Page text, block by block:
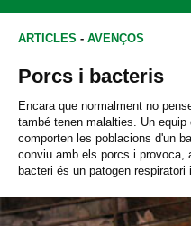
Agenda
ARTICLES - AVENÇOS
Porcs i bacteris
Encara que normalment no
també tenen malalties. Un
comporten les poblacions d'un
conviu amb els porcs i provoca,
bacteri és un patogen respiratori